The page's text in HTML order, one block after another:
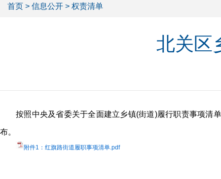
首页 > 信息公开 > 权责清单
北关区
按照中央及省委关于全面建立乡镇(街道)履行职责事项清
布。
附件1：红旗路街道履职事项清单.pdf